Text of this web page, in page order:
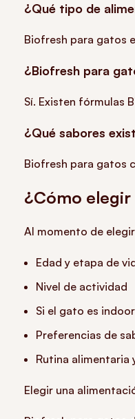
¿Qué tipo de
Biofresh para gatos
¿Biofresh para
Sí. Existen fórmulas
¿Qué sabores
Biofresh para gatos
¿Cómo
Al momento de
Edad y etapa de
Nivel de actividad
Si el gato es
Preferencias de
Rutina alimentaria
Elegir una